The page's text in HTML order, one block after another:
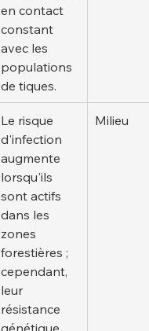
en contact
constant
avec les
populations
de tiques.
Le risque
d'infection
augmente
lorsqu'ils
sont actifs
dans les
zones
forestières ;
cependant,
leur
résistance
génétique
Milieu